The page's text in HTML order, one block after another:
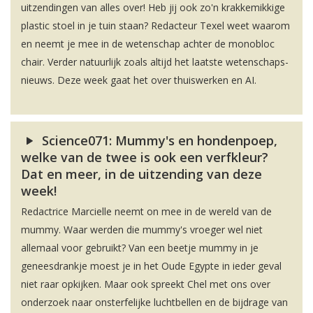
uitzendingen van alles over! Heb jij ook zo'n krakkemikkige
plastic stoel in je tuin staan? Redacteur Texel weet waarom
en neemt je mee in de wetenschap achter de monobloc
chair. Verder natuurlijk zoals altijd het laatste wetenschaps-
nieuws. Deze week gaat het over thuiswerken en AI.
Science071: Mummy's en hondenpoep,
welke van de twee is ook een verfkleur?
Dat en meer, in de uitzending van deze
week!
Redactrice Marcielle neemt on mee in de wereld van de
mummy. Waar werden die mummy's vroeger wel niet
allemaal voor gebruikt? Van een beetje mummy in je
geneesdrankje moest je in het Oude Egypte in ieder geval
niet raar opkijken. Maar ook spreekt Chel met ons over
onderzoek naar onsterfelijke luchtbellen en de bijdrage van